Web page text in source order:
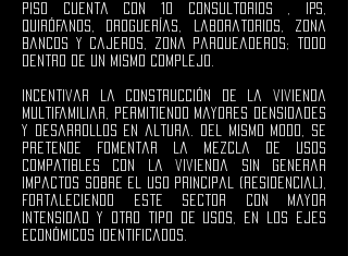
piso cuenta con 10 consultorios , IPS,
quirófanos, droguerías, laboratorios, zona
bancos y cajeros, zona parqueaderos; todo
dentro de un mismo Complejo.
Incentivar la construcción de la vivienda
multifamiliar, permitiendo mayores densidades
y desarrollos en altura. Del mismo modo, se
pretende fomentar la mezcla de usos
compatibles con la vivienda sin generar
impactos sobre el uso principal (residencial),
fortaleciendo este sector con mayor
intensidad y otro tipo de usos, en los ejes
económicos identificados.